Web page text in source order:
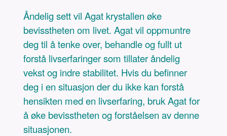
Åndelig sett vil Agat krystallen øke
bevisstheten om livet. Agat vil oppmuntre
deg til å tenke over, behandle og fullt ut
forstå livserfaringer som tillater åndelig
vekst og indre stabilitet. Hvis du befinner
deg i en situasjon der du ikke kan forstå
hensikten med en livserfaring, bruk Agat for
å øke bevisstheten og forståelsen av denne
situasjonen.